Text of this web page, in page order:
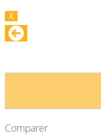
X
Comparer